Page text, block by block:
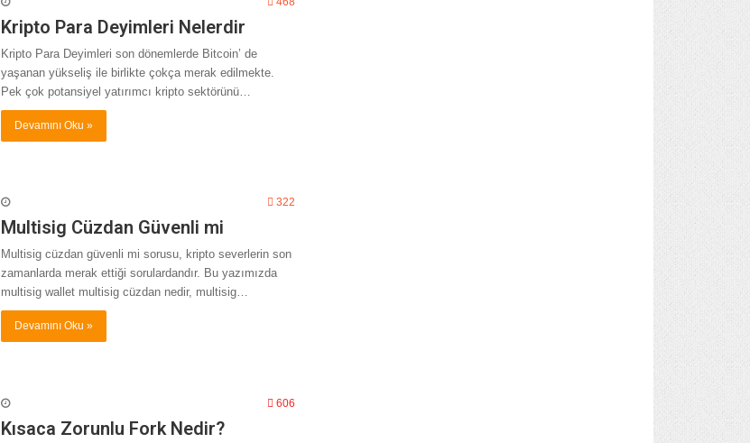
Kripto Para Deyimleri Nelerdir
Kripto Para Deyimleri son dönemlerde Bitcoin’ de
yaşanan yükseliş ile birlikte çokça merak edilmekte.
Pek çok potansiyel yatırımcı kripto sektörünü…
Devamını Oku »
322
Multisig Cüzdan Güvenli mi
Multisig cüzdan güvenli mi sorusu, kripto severlerin son
zamanlarda merak ettiği sorulardandır. Bu yazımızda
multisig wallet multisig cüzdan nedir, multisig…
Devamını Oku »
606
Kısaca Zorunlu Fork Nedir?